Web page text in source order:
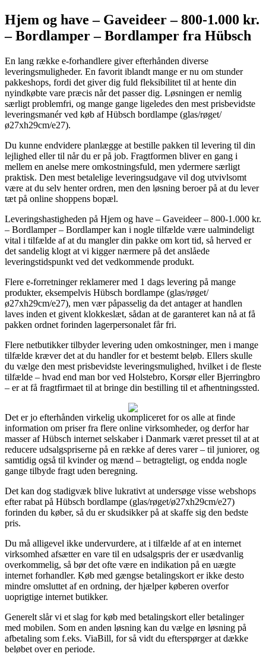
Hjem og have – Gaveideer – 800-1.000 kr.
– Bordlamper – Bordlamper fra Hübsch
En lang række e-forhandlere giver efterhånden diverse
leveringsmuligheder. En favorit iblandt mange er nu om stunder
pakkeshops, fordi det giver dig fuld fleksibilitet til at hente din
nyindkøbte vare præcis når det passer dig. Løsningen er nemlig
særligt problemfri, og mange gange ligeledes den mest prisbevidste
leveringsmanér ved køb af Hübsch bordlampe (glas/røget/
ø27xh29cm/e27).
Du kunne endvidere planlægge at bestille pakken til levering til din
lejlighed eller til når du er på job. Fragtformen bliver en gang i
mellem en anelse mere omkostningsfuld, men ydermere særligt
praktisk. Den mest betalelige leveringsudgave vil dog utvivlsomt
være at du selv henter ordren, men den løsning beroer på at du lever
tæt på online shoppens bopæl.
Leveringshastigheden på Hjem og have – Gaveideer – 800-1.000 kr.
– Bordlamper – Bordlamper kan i nogle tilfælde være ualmindeligt
vital i tilfælde af at du mangler din pakke om kort tid, så herved er
det sandelig klogt at vi kigger nærmere på det anslåede
leveringstidspunkt ved det vedkommende produkt.
Flere e-forretninger reklamerer med 1 dags levering på mange
produkter, eksempelvis Hübsch bordlampe (glas/røget/
ø27xh29cm/e27), men vær påpasselig da det antager at handlen
laves inden et givent klokkeslæt, sådan at de garanteret kan nå at få
pakken ordnet forinden lagerpersonalet får fri.
Flere netbutikker tilbyder levering uden omkostninger, men i mange
tilfælde kræver det at du handler for et bestemt beløb. Ellers skulle
du vælge den mest prisbevidste leveringsmulighed, hvilket i de fleste
tilfælde – hvad end man bor ved Holstebro, Korsør eller Bjerringbro
– er at få fragtfirmaet til at bringe din bestilling til et afhentningssted.
Det er jo efterhånden virkelig ukompliceret for os alle at finde
information om priser fra flere online virksomheder, og derfor har
masser af Hübsch internet selskaber i Danmark været presset til at at
reducere udsalgspriserne på en række af deres varer – til juniorer, og
samtidig også til kvinder og mænd – betragteligt, og endda nogle
gange tilbyde fragt uden beregning.
Det kan dog stadigvæk blive lukrativt at undersøge visse webshops
efter rabat på Hübsch bordlampe (glas/røget/ø27xh29cm/e27)
forinden du køber, så du er skudsikker på at skaffe sig den bedste
pris.
Du må alligevel ikke undervurdere, at i tilfælde af at en internet
virksomhed afsætter en vare til en udsalgspris der er usædvanlig
overkommelig, så bør det ofte være en indikation på en uægte
internet forhandler. Køb med gængse betalingskort er ikke desto
mindre omsluttet af en ordning, der hjælper køberen overfor
uoprigtige internet butikker.
Generelt slår vi et slag for køb med betalingskort eller betalinger
med mobilen. Som en anden løsning kan du vælge en løsning på
afbetaling som f.eks. ViaBill, for så vidt du efterspørger at dække
beløbet over en periode.